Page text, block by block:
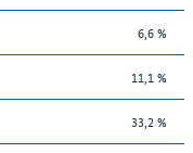
6,6 %
11,1 %
33,2 %